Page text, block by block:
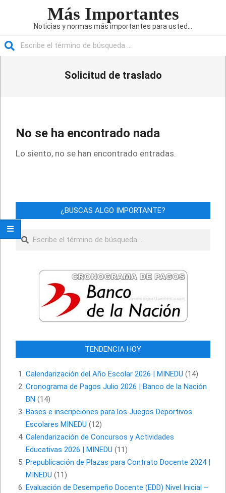
Más Importantes
Noticias y normas más importantes para usted...
Solicitud de traslado
No se ha encontrado nada
Lo siento, no se han encontrado entradas.
¿BUSCAS ALGO IMPORTANTE?
Buscar
TENDENCIA HOY
Calendarización del Año Escolar 2026 | MINEDU (14)
Cronograma de Pagos Julio 2026 | Banco de la Nación
BN (14)
Bases e inscripciones para los Juegos Deportivos
Escolares MINEDU (12)
Calendarización de Concursos y Actividades
Educativas 2026 | MINEDU (11)
Prepublicación de Plazas para Contrato Docente 2024 |
MINEDU (11)
Evaluación de Desempeño Docente (EDD) Nivel Inicial –